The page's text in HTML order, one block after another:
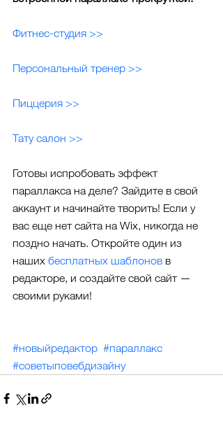
Фитнес-студия >>
Персональный тренер >>
Пиццерия >>
Тату салон >>
Готовы испробовать эффект
параллакса на деле? Зайдите в свой
аккаунт и начинайте творить! Если у
вас еще нет сайта на Wix, никогда не
поздно начать. Откройте один из
наших бесплатных шаблонов в
редакторе, и создайте свой сайт —
своими руками!
#новыйредактор #параллакс
#советыповебдизайну